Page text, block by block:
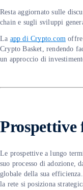
Resta aggiornato sulle
chain e sugli sviluppi
La app di Crypto.com
Crypto Basket, rendendo
un approccio di
Le prospettive a lungo
suo processo di adozione,
globale della sua
la rete si posiziona